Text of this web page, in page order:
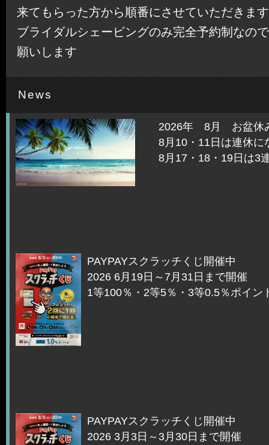
来てもらった方から順番にさせていただきます
ブライダルシェービングのみ完全予約制なの
願いします
News
2026年 8月 お
8月10・11日は連休に
8月17・18・19日は3
PAYPAYスクラッチくじ開催中
2026 6月19日～7月31日まで開催
1等100％・2等5％・3等0.5％ポイン
PAYPAYスクラッチくじ開催中
2026 3月3日～3月30日まで開催